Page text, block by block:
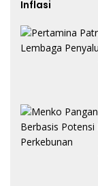
Inflasi